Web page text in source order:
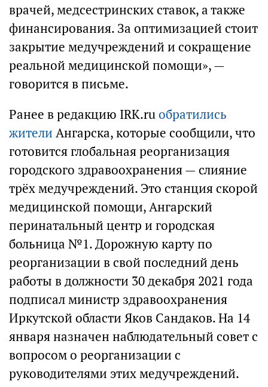
врачей, медсестринских ставок, а также
финансирования. За оптимизацией стоит
закрытие медучреждений и сокращение
реальной медицинской помощи», —
говорится в письме.
Ранее в редакцию IRK.ruобратились
жители Ангарска, которые сообщили, что
готовится глобальная реорганизация
городского здравоохранения — слияние
трёх медучреждений. Это станция скорой
медицинской помощи, Ангарский
перинатальный центр и городская
больница №1. Дорожную карту по
реорганизации в свой последний день
работы в должности 30 декабря 2021 года
подписал министр здравоохранения
Иркутской области Яков Сандаков. На 14
января назначен наблюдательный совет с
вопросом о реорганизации с
руководителями этих медучреждений.